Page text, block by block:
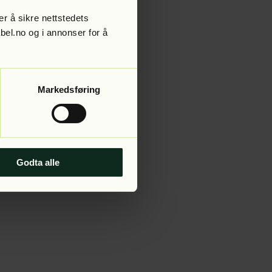
å sikre nettstedets
og i annonser for å
Markedsføring
Godta alle